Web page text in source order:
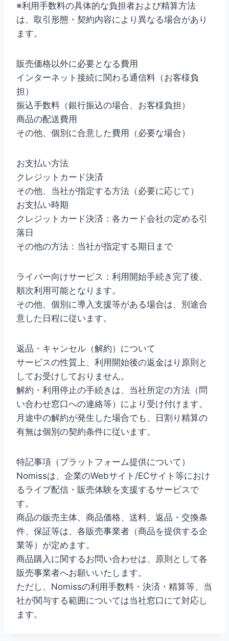
※利用手数料の具体的な負担者および精算方法
は、取引形態・契約内容により異なる場合があり
ます。
販売価格以外に必要となる費用
インターネット接続に関わる通信料（お客様負
担）
振込手数料（銀行振込の場合、お客様負担）
商品の配送費用
その他、個別に合意した費用（必要な場合）
お支払い方法
クレジットカード決済
その他、当社が指定する方法（必要に応じて）
お支払い時期
クレジットカード決済：各カード会社の定める引
落日
その他の方法：当社が指定する期日まで
ライバー向けサービス：利用開始手続き完了後、
順次利用可能となります。
その他、個別に導入支援等がある場合は、別途合
意した日程に従います。
返品・キャンセル（解約）について
サービスの性質上、利用開始後の返金はり原則と
してお受けしておりません。
解約・利用停止の手続きは、当社所定の方法（問
い合わせ窓口への連絡等）により受け付けます。
月途中の解約が発生した場合でも、日割り精算の
有無は個別の契約条件に従います。
特記事項（プラットフォーム提供について）
Nomissは、企業のWebサイト/ECサイト等におけ
るライブ配信・販売体験を支援するサービスで
す。
商品の販売主体、商品価格、送料、返品・交換条
件、保証等は、各販売事業者（商品を提供する企
業等）が定めます。
商品購入に関するお問い合わせは、原則として各
販売事業者へお願いいたします。
ただし、Nomissの利用手数料・決済・精算等、当
社が関与する範囲については当社窓口にて対応し
ます。